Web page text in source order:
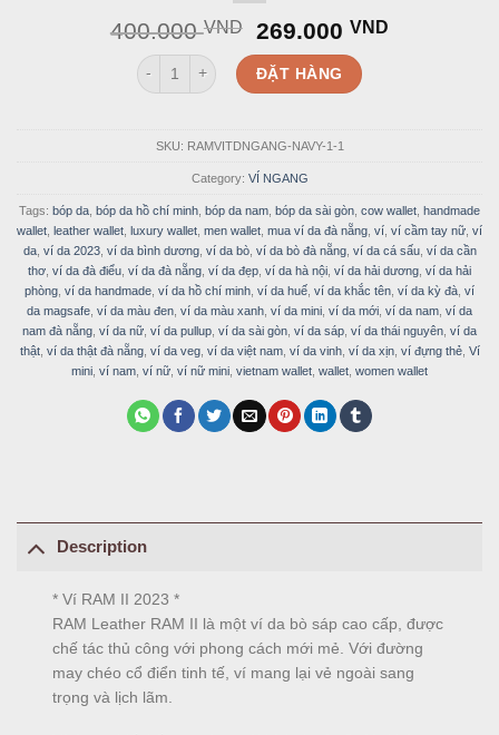
400.000VND
Original
price
was:
400.000 VND.
269.000VND
Ví RAM Leather II da bò thật quantity
ĐẶT HÀNG
SKU: RAMVITDNGANG-NAVY-1-1
Category: VÍ NGANG
Tags: bóp da bóp da hồ chí minh bóp da nam bóp da sài gòn cow wallet handmade
wallet
leather wallet luxury wallet men wallet mua ví da đà nẵng ví ví cầm tay nữ ví
da, ví da 2023, ví da bình dương, ví da bò, ví da bò đà nẵng, ví da cá sấu, ví da cần
thơ ví da đà điểu ví da đà nẵng ví da đẹp ví da hà nội ví da hải dương ví da hải
phòng ví da handmade ví da hồ chí minh ví da huế ví da khắc tên ví da kỳ đà ví
da magsafe ví da màu đen ví da màu xanh ví da mini ví da mới ví da nam ví da
nam đà nẵng ví da nữ ví da pullup ví da sài gòn ví da sáp ví da thái nguyên ví da
thật, ví da thật đà nẵng, ví da veg, ví da việt nam, ví da vinh, ví da xịn, ví đựng thẻ, Ví
mini ví nam ví nữ ví nữ mini vietnam wallet wallet women wallet
Description
* Ví RAM II 2023 *
RAM Leather RAM II là một ví da bò sáp cao cấp, được
chế tác thủ công với phong cách mới mẻ. Với đường
may chéo cổ điển tinh tế, ví mang lại vẻ ngoài sang
trọng và lịch lãm.